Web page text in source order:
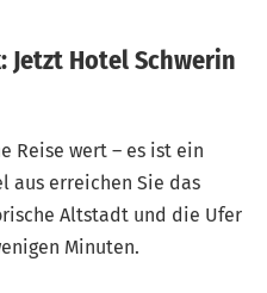
Jetzt Hotel Schwerin
Reise wert – es ist ein
aus erreichen Sie das
Altstadt und die Ufer
Minuten.